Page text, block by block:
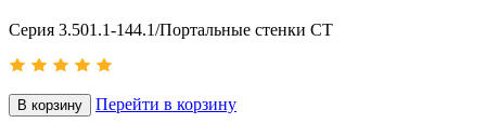
Серия 3.501.1-144.1/Портальные стенки СТ
В корзину Перейти в корзину